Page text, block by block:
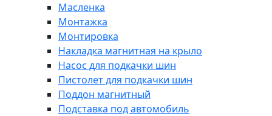
Масленка
Монтажка
Монтировка
Накладка магнитная на крыло
Насос для подкачки шин
Пистолет для подкачки шин
Поддон магнитный
Подставка под автомобиль